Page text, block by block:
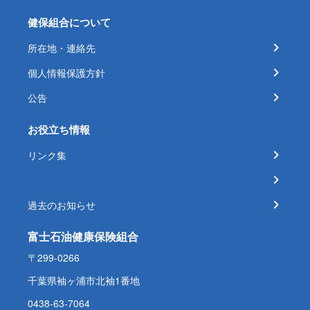
健保組合について
所在地・連絡先
個人情報保護方針
公告
お役立ち情報
リンク集
過去のお知らせ
富士石油健康保険組合
〒299-0266
千葉県袖ヶ浦市北袖1番地
0438-63-7064